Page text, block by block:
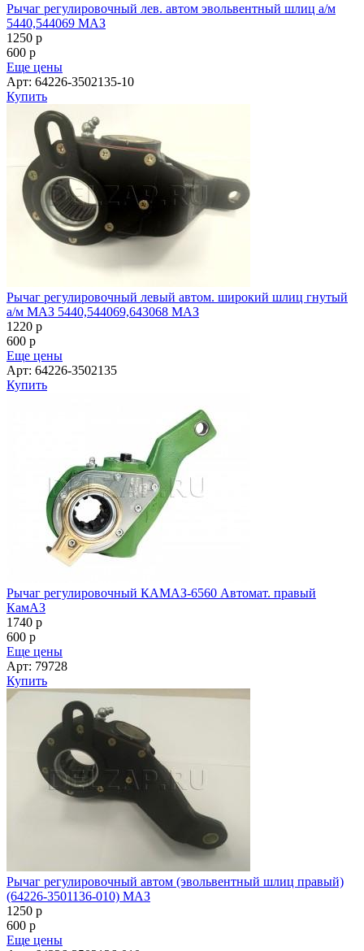
Рычаг регулировочный лев. автом эвольвентный шлиц а/м
5440,544069 МАЗ
1250 p
600 p
Еще цены
Арт: 64226-3502135-10
Купить
Рычаг регулировочный левый автом. широкий шлиц гнутый
а/м МАЗ 5440,544069,643068 МАЗ
1220 p
600 p
Еще цены
Арт: 64226-3502135
Купить
Рычаг регулировочный КАМАЗ-6560 Автомат. правый
КамАЗ
1740 p
600 p
Еще цены
Арт: 79728
Купить
Рычаг регулировочный автом (эвольвентный шлиц правый)
(64226-3501136-010) МАЗ
1250 p
600 p
Еще цены